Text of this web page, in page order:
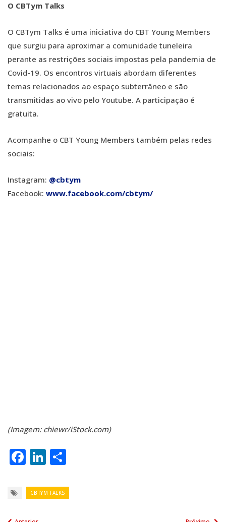
O CBTym Talks
O CBTym Talks é uma iniciativa do CBT Young Members
que surgiu para aproximar a comunidade tuneleira
perante as restrições sociais impostas pela pandemia de
Covid-19. Os encontros virtuais abordam diferentes
temas relacionados ao espaço subterrâneo e são
transmitidas ao vivo pelo Youtube. A participação é
gratuita.
Acompanhe o CBT Young Members também pelas redes
sociais:
Instagram: @cbtym
Facebook: www.facebook.com/cbtym/
(Imagem: chiewr/iStock.com)
Facebook
LinkedIn
CBTYM TALKS